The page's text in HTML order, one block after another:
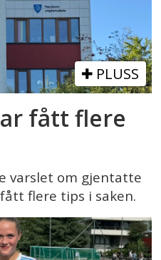
PLUSS
fått flere
varslet om gjentatte
flere tips i saken.